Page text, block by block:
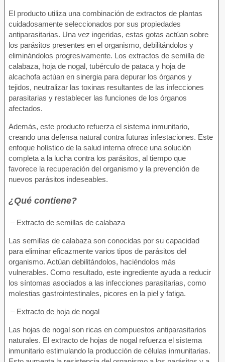
El producto utiliza una combinación de extractos de plantas
cuidadosamente seleccionados por sus propiedades
antiparasitarias. Una vez ingeridas, estas gotas actúan sobre
los parásitos presentes en el organismo, debilitándolos y
eliminándolos progresivamente. Los extractos de semilla de
calabaza, hoja de nogal, tubérculo de pataca y hoja de
alcachofa actúan en sinergia para depurar los órganos y
tejidos, neutralizar las toxinas resultantes de las infecciones
parasitarias y restablecer las funciones de los órganos
afectados.
Además, este producto refuerza el sistema inmunitario,
creando una defensa natural contra futuras infestaciones. Este
enfoque holístico de la salud interna ofrece una solución
completa a la lucha contra los parásitos, al tiempo que
favorece la recuperación del organismo y la prevención de
nuevos parásitos indeseables.
¿Qué contiene?
– Extracto de semillas de calabaza
Las semillas de calabaza son conocidas por su capacidad
para eliminar eficazmente varios tipos de parásitos del
organismo. Actúan debilitándolos, haciéndolos más
vulnerables. Como resultado, este ingrediente ayuda a reducir
los síntomas asociados a las infecciones parasitarias, como
molestias gastrointestinales, picores en la piel y fatiga.
– Extracto de hoja de nogal
Las hojas de nogal son ricas en compuestos antiparasitarios
naturales. El extracto de hojas de nogal refuerza el sistema
inmunitario estimulando la producción de células inmunitarias.